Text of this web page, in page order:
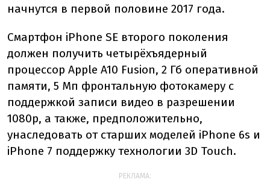
начнутся в первой половине 2017 года.
Смартфон iPhone SE второго поколения
должен получить четырёхъядерный
процессор Apple A10 Fusion, 2 Гб оперативной
памяти, 5 Мп фронтальную фотокамеру с
поддержкой записи видео в разрешении
1080p, а также, предположительно,
унаследовать от старших моделей iPhone 6s и
iPhone 7 поддержку технологии 3D Touch.
РЕКЛАМА: